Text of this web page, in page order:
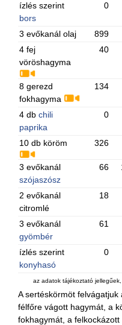
ízlés szerint
bors
0
3 evőkanál olaj 899
4 fej
vöröshagyma
40
8 gerezd
fokhagyma
134
4 dbchili
paprika
0
10 db köröm 326
3 evőkanál
szójaszósz
66
2 evőkanál
citromlé
18
3 evőkanál
gyömbér
61
ízlés szerint
konyhasó
0
az adatok tájékoztató
A sertéskörmöt
félfőre vágott hagymát, a
fokhagymát, a